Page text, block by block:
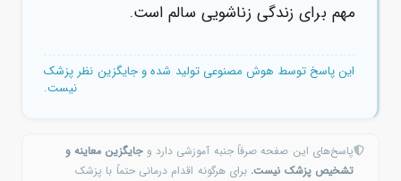
مهم برای زندگی زناشویی سالم است.
این پاسخ توسط هوش مصنوعی تولید شده و جایگزین نظر پزشک
نیست.
پاسخ‌های این صفحه صرفاً جنبه آموزشی دارد وجایگزین معاینه و
تشخیص پزشک نیست. برای هرگونه اقدام درمانی حتماً با پزشک